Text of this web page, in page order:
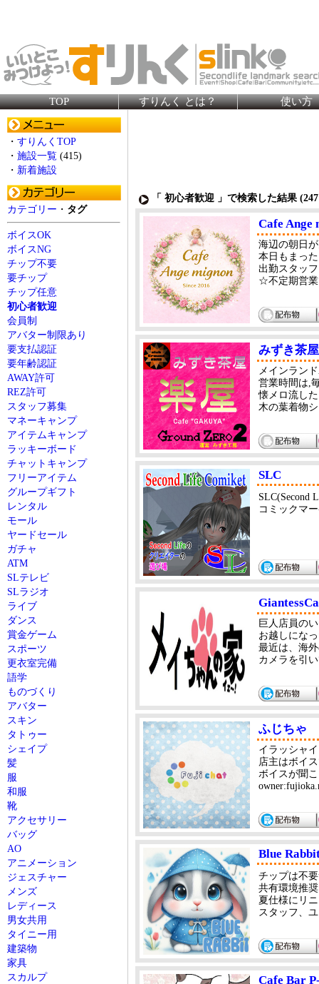
TOP すりんく とは？ 使い方
・ すりんくTOP
・ 施設一覧 (415)
・ 新着施設
カテゴリー ・ タグ
ボイスOK
ボイスNG
チップ不要
要チップ
チップ任意
初心者歓迎
会員制
アバター制限あり
要支払認証
要年齢認証
AWAY許可
REZ許可
スタッフ募集
マネーキャンプ
アイテムキャンプ
ラッキーボード
チャットキャンプ
フリーアイテム
グループギフト
レンタル
モール
ヤードセール
ガチャ
ATM
SLテレビ
SLラジオ
ライブ
ダンス
賞金ゲーム
スポーツ
更衣室完備
語学
ものづくり
アバター
スキン
タトゥー
シェイプ
髪
服
和服
靴
アクセサリー
バッグ
AO
アニメーション
ジェスチャー
メンズ
レディース
男女共用
タイニー用
建築物
家具
スカルプ
「 初心者歓迎 」で検索した結果 (247
Cafe Ange
海辺の朝日
本日もまっ
出勤スタッ
☆不定期営業
みずき茶
メインラン
営業時間は,
懐メロ流し
木の葉着物
SLC
SLC(Second
コミックマ
巨人店員の
お越しにな
最近は、海
カメラを引
ふじちゃ
イラッシャ
店主はボイ
ボイスが聞
Blue
チップは不
共有環境推奨
夏仕様にリ
スタッフ、
Cafe Bar